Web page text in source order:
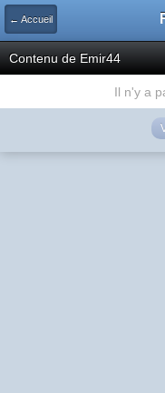
← Accueil
Contenu de Emir44
Il n'y a